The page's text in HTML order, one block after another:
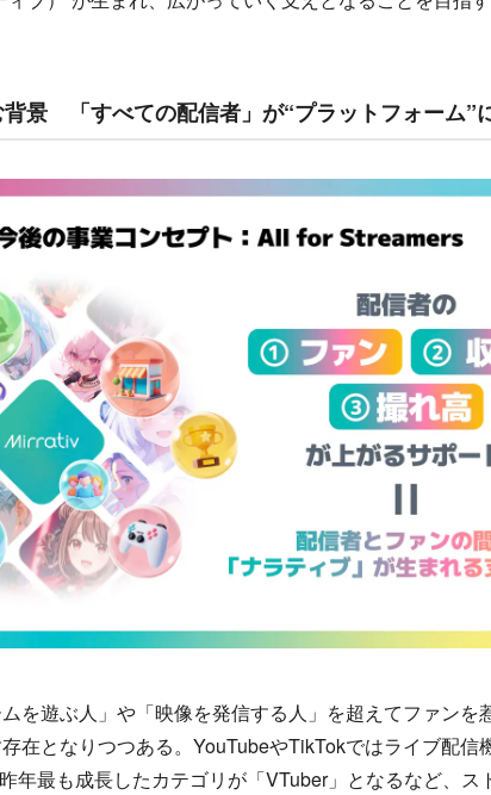
景 「すべての配信者」が“プラットフォーム”
を遊ぶ人」や「映像を発信する人」を超えてファンを
在となりつつある。YouTubeやTikTokではライブ配信
年最も成長したカテゴリが「VTuber」となるなど、ス